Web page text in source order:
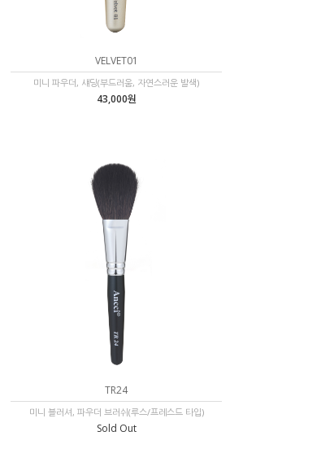
VELVET01
미니 파우더, 섀딩(부드러움, 자연스러운 발색)
43,000원
TR24
미니 블러셔, 파우더 브러쉬(루스/프레스드 타입)
Sold Out